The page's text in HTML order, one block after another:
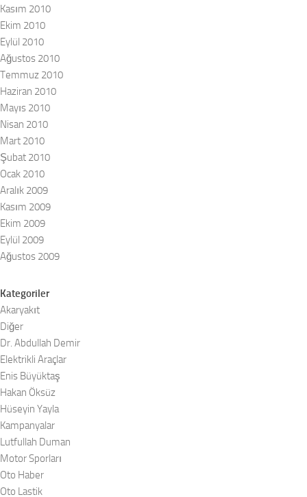
Kasım 2010
Ekim 2010
Eylül 2010
Ağustos 2010
Temmuz 2010
Haziran 2010
Mayıs 2010
Nisan 2010
Mart 2010
Şubat 2010
Ocak 2010
Aralık 2009
Kasım 2009
Ekim 2009
Eylül 2009
Ağustos 2009
Kategoriler
Akaryakıt
Diğer
Dr. Abdullah Demir
Elektrikli Araçlar
Enis Büyüktaş
Hakan Öksüz
Hüseyin Yayla
Kampanyalar
Lutfullah Duman
Motor Sporları
Oto Haber
Oto Lastik